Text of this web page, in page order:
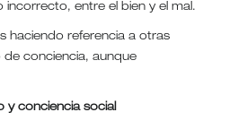
entre el bien y el mal.
haciendo referencia a otras
conciencia, aunque
y conciencia social